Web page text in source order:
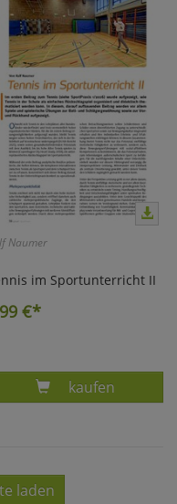
UND
Naumer
im Sportunterricht II
€*
Produkt
kaufen
laden